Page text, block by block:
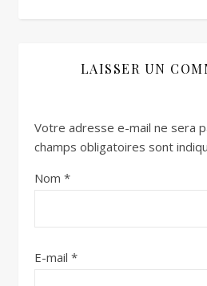
LAISSER UN
Votre adresse e-mail ne sera
champs obligatoires sont
Nom *
E-mail *